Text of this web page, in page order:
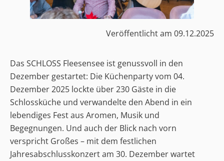
Veröffentlicht am 09.12.2025
Das SCHLOSS Fleesensee ist genussvoll in den
Dezember gestartet: Die Küchenparty vom 04.
Dezember 2025 lockte über 230 Gäste in die
Schlossküche und verwandelte den Abend in ein
lebendiges Fest aus Aromen, Musik und
Begegnungen. Und auch der Blick nach vorn
verspricht Großes – mit dem festlichen
Jahresabschlusskonzert am 30. Dezember wartet